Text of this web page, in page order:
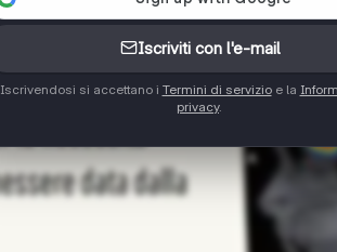
Iscriviti con l'e-mail
Iscrivendosi si accettano i Termini di servizioe la
privacy.